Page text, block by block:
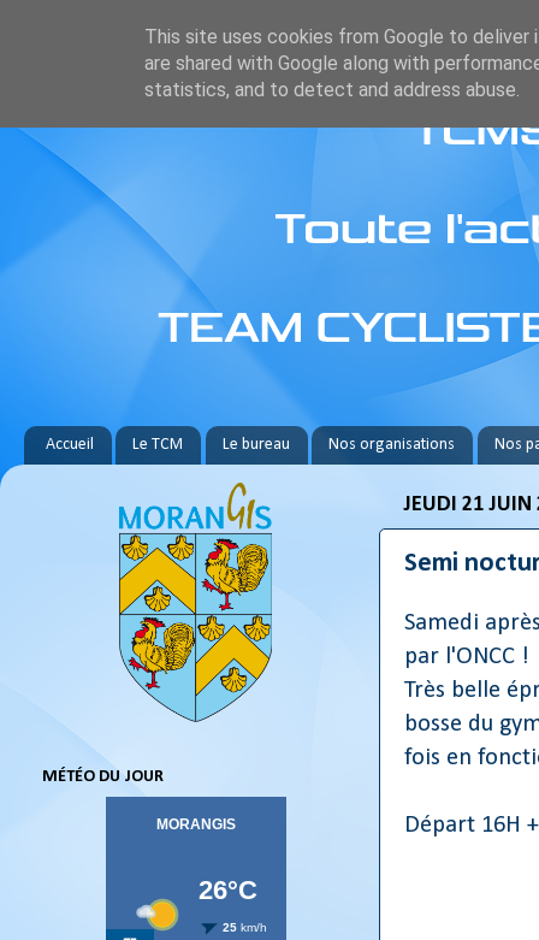
Accueil Le TCM Le bureau Nos organisations Nos
JEUDI 21 JUIN
Semi
Samedi
par l'ONCC !
Très belle
bosse du
fois en
Départ 16H
MÉTÉO DU JOUR
This site uses cookies from Google to deliver
are shared with Google along with
statistics, and to detect and address abuse.